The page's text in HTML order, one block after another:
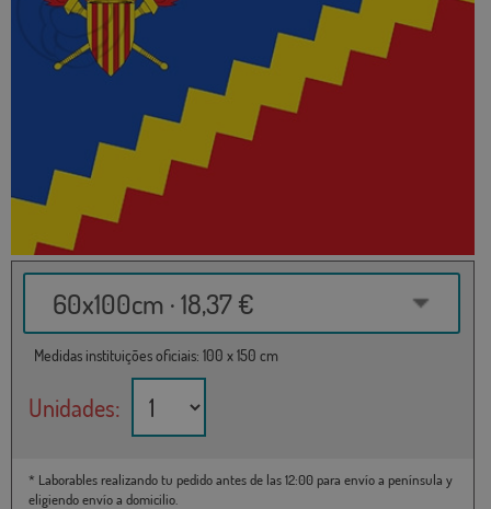
60x100cm · 18,37 €
Medidas instituições oficiais: 100 x 150 cm
Unidades:
* Laborables realizando tu pedido antes de las 12:00 para envío a península y
eligiendo envío a domicilio.